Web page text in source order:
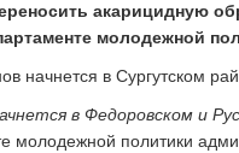
акарицидную
молодежной
начнется в Сургутском
в Федоровском и
молодежной политики